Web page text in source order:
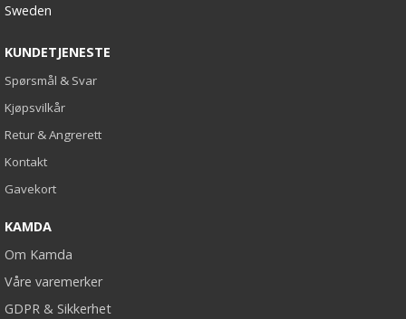
Sweden
KUNDETJENESTE
Spørsmål & Svar
Kjøpsvilkår
Retur & Angrerett
Kontakt
Gavekort
KAMDA
Om Kamda
Våre varemerker
GDPR & Sikkerhet